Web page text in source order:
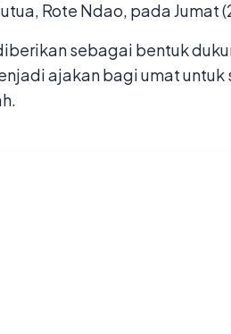
Rote Ndao, pada Jumat
sebagai bentuk
ajakan bagi umat